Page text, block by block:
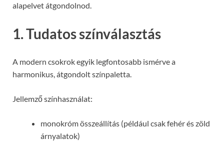
alapelvet átgondolnod.
1. Tudatos színválasztás
A modern csokrok egyik legfontosabb ismérve a
harmonikus, átgondolt színpaletta.
Jellemző színhasználat:
monokróm összeállítás (például csak fehér és zöld
árnyalatok)